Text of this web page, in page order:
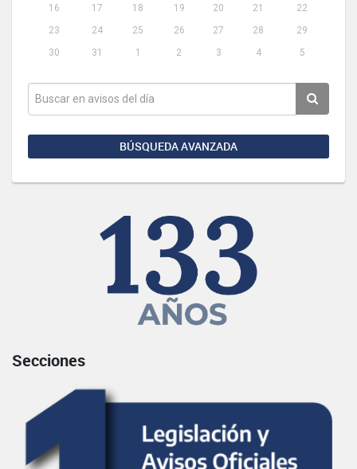
16
17 18 19 20 21
22
23
24 25 26 27 28
29
30
31 1 2 3 4 5
BÚSQUEDA AVANZADA
Secciones